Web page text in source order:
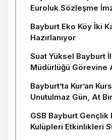
Euroluk Sözleşme
Bayburt Eko Köy İki
Hazırlanıyor
Suat Yüksel Bayburt
Müdürlüğü Görevine
Bayburt’ta Kur’an
Unutulmaz Gün, At
GSB Bayburt Gençlik
Kulüpleri Etkinlikleri